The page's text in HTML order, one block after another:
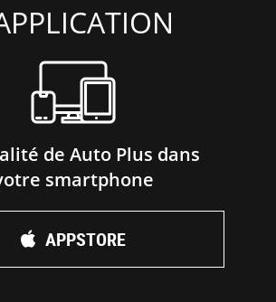
de Auto Plus dans
smartphone
APPSTORE